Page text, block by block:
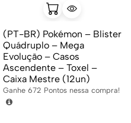
(PT-BR) Pokémon – Blister
Quádruplo – Mega
Evolução – Casos
Ascendente – Toxel –
Caixa Mestre (12un)
Ganhe 672 Pontos nessa compra!